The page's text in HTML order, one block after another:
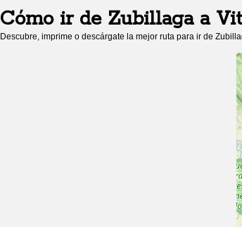
Cómo ir de Zubillagaa
Descubre, imprime o descárgate la mejor ruta para ir de